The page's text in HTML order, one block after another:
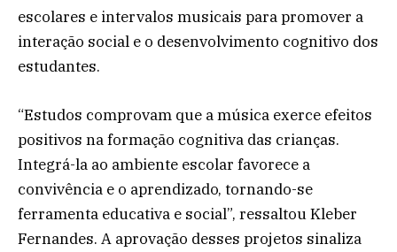
escolares e intervalos musicais para promover a
interação social e o desenvolvimento cognitivo dos
estudantes.
“Estudos comprovam que a música exerce efeitos
positivos na formação cognitiva das crianças.
Integrá-la ao ambiente escolar favorece a
convivência e o aprendizado, tornando-se
ferramenta educativa e social”, ressaltou Kleber
Fernandes. A aprovação desses projetos sinaliza